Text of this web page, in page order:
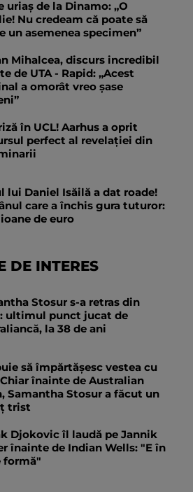
uriaș de la Dinamo: „O
Nu credeam că poate să
un asemenea specimen”
Mihalcea, discurs incredibil
de UTA - Rapid: „Acest
a omorât vreo șase
în UCL! Aarhus a oprit
perfect al revelației din
lui Daniel Isăilă a dat roade!
care a închis gura tuturor:
de euro
DE INTERES
Stosur s-a retras din
ultimul punct jucat de
la 38 de ani
să împărtășesc vestea cu
înainte de Australian
Samantha Stosur a făcut un
trist
Djokovic îl laudă pe Jannik
înainte de Indian Wells: "E în
formă"